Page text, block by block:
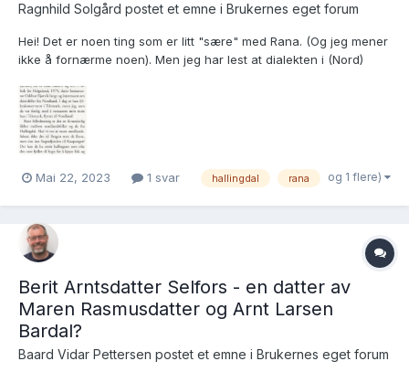
Ragnhild Solgård postet et emne i Brukernes eget forum
Hei! Det er noen ting som er litt "sære" med Rana. (Og jeg mener
ikke å fornærme noen). Men jeg har lest at dialekten i (Nord)
nordlandsmål)+ en annen ting er at de trykker på skinnfeller.
Den skikken tok mange med seg som flyttet no...
Mai 22, 2023 1 svar hallingdal rana og 1 flere)
Berit Arntsdatter Selfors - en datter av
Maren Rasmusdatter og Arnt Larsen
Bardal?
Baard Vidar Pettersen postet et emne i Brukernes eget forum